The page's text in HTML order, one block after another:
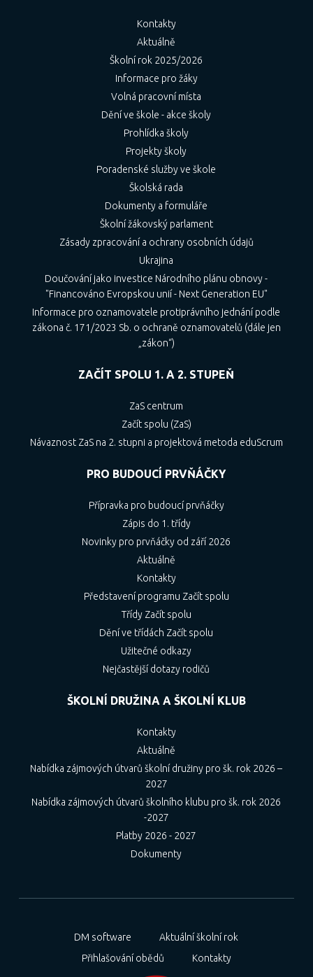
Kontakty
Aktuálně
Školní rok 2025/2026
Informace pro žáky
Volná pracovní místa
Dění ve škole - akce školy
Prohlídka školy
Projekty školy
Poradenské služby ve škole
Školská rada
Dokumenty a formuláře
Školní žákovský parlament
Zásady zpracování a ochrany osobních údajů
Ukrajina
Doučování jako investice Národního plánu obnovy -
"Financováno Evropskou unií - Next Generation EU"
Informace pro oznamovatele protiprávního jednání podle
zákona č. 171/2023 Sb. o ochraně oznamovatelů (dále jen
„zákon“)
ZAČÍT SPOLU 1. A 2. STUPEŇ
ZaS centrum
Začít spolu (ZaS)
Návaznost ZaS na 2. stupni a projektová metoda eduScrum
PRO BUDOUCÍ PRVŇÁČKY
Přípravka pro budoucí prvňáčky
Zápis do 1. třídy
Novinky pro prvňáčky od září 2026
Aktuálně
Kontakty
Představení programu Začít spolu
Třídy Začít spolu
Dění ve třídách Začít spolu
Užitečné odkazy
Nejčastější dotazy rodičů
ŠKOLNÍ DRUŽINA A ŠKOLNÍ KLUB
Kontakty
Aktuálně
Nabídka zájmových útvarů školní družiny pro šk. rok 2026 –
2027
Nabídka zájmových útvarů školního klubu pro šk. rok 2026
-2027
Platby 2026 - 2027
Dokumenty
DM software
Aktuální školní rok
Přihlašování obědů
Kontakty